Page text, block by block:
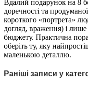
Вдалий подарунок на 8
доречності та
короткого «портрета»
догляд, враження) і
бюджету. Практична
оберіть ту, яку
маленькою деталлю.
Раніші записи у